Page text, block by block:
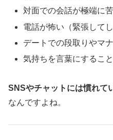
対面での会話が極端に
電話が怖い（緊張してし
デートでの段取りやマ
気持ちを言葉にするこ
SNSやチャットには慣れて
なんですよね。